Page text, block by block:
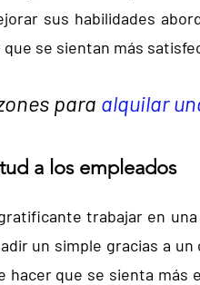
sus habilidades
se sientan más
para alquilar
a los empleados
trabajar en
un simple gracias a
hacer que se sienta más